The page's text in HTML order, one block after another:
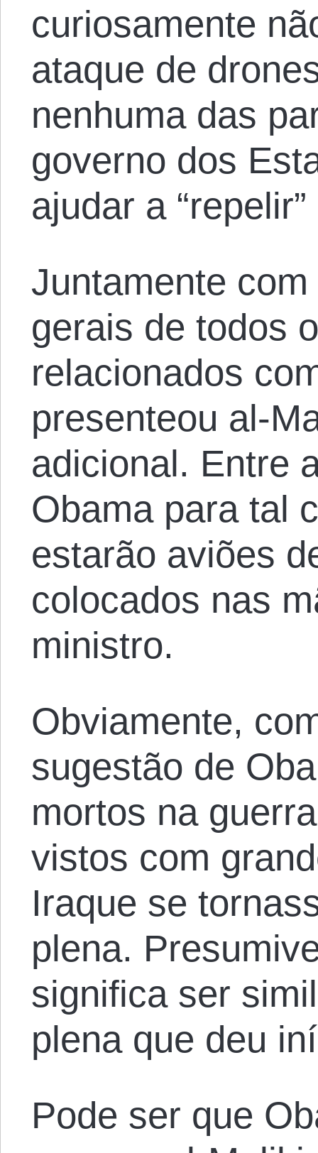
curiosamente
ataque de
nenhuma das
governo dos
ajudar a
Juntamente
gerais de todos
relacionados
presenteou al-
adicional. Entre
Obama para tal
estarão aviões
colocados nas
ministro.
Obviamente,
sugestão de
mortos na
vistos com
Iraque se
plena.
significa ser
plena que deu
Pode ser que